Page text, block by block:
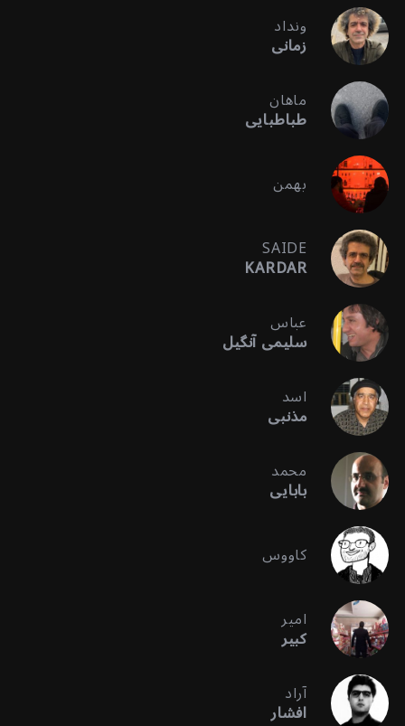
ونداد
زمانی
ماهان
طباطبایی
بهمن
SAIDE
KARDAR
عباس
سلیمی آنگیل
اسد
مذنبی
محمد
بابایی
کاووس
امیر
کبیر
آراد
افشار